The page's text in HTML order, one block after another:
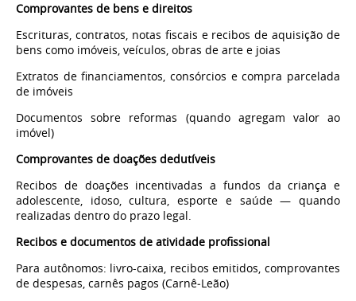
Comprovantes de bens e direitos
Escrituras, contratos, notas fiscais e recibos de aquisição de
bens como imóveis, veículos, obras de arte e joias
Extratos de financiamentos, consórcios e compra parcelada
de imóveis
Documentos sobre reformas (quando agregam valor ao
imóvel)
Comprovantes de doações dedutíveis
Recibos de doações incentivadas a fundos da criança e
adolescente, idoso, cultura, esporte e saúde — quando
realizadas dentro do prazo legal.
Recibos e documentos de atividade profissional
Para autônomos: livro-caixa, recibos emitidos, comprovantes
de despesas, carnês pagos (Carnê‑Leão)